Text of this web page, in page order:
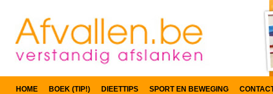
HOME BOEK (TIP!) DIEETTIPS SPORT EN BEWEGING